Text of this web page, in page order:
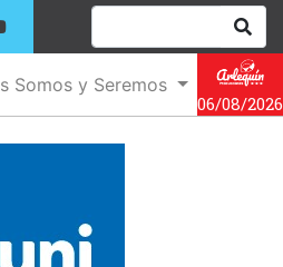
Somos y Seremos
06/08/2026